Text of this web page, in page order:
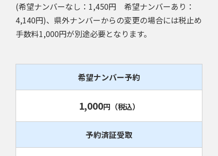
(希望ナンバーなし：1,450円 希望ナンバーあり：
4,140円)、県外ナンバーからの変更の場合には税止め
手数料1,000円が別途必要となります。
希望ナンバー予約
1,000円 （税込）
予約済証受取